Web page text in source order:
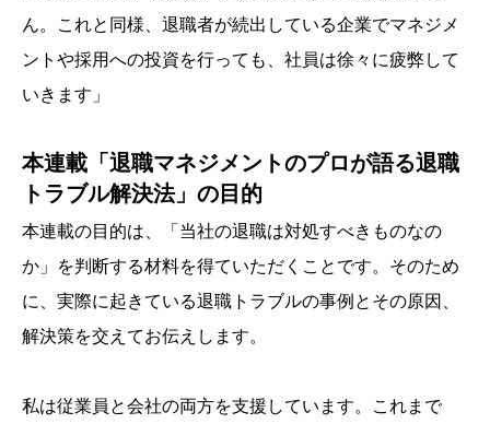
ん。これと同様、退職者が続出している企業でマネジメ
ントや採用への投資を行っても、社員は徐々に疲弊して
いきます」
本連載「退職マネジメントのプロが語る退職
トラブル解決法」の目的
本連載の目的は、「当社の退職は対処すべきものなの
か」を判断する材料を得ていただくことです。そのため
に、実際に起きている退職トラブルの事例とその原因、
解決策を交えてお伝えします。
私は従業員と会社の両方を支援しています。これまで